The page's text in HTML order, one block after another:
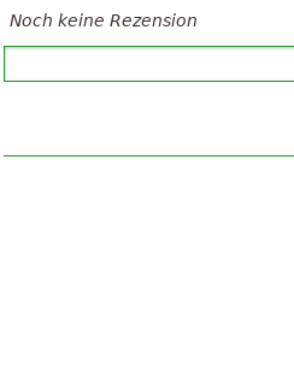
Noch keine Rezension